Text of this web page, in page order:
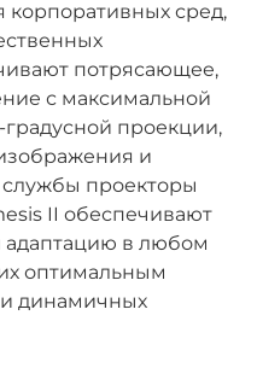
корпоративных сред,
потрясающее,
с максимальной
градусной проекции,
и
проекторы
II обеспечивают
адаптацию в любом
оптимальным
динамичных